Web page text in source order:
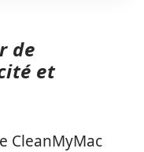
de
et
CleanMyMac